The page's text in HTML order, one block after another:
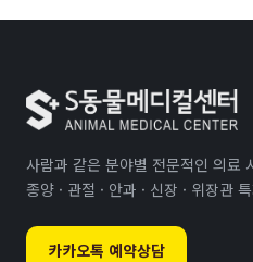
사람과 같은 분야별 전문적인 의료
종양 · 관절 · 안과 · 신장 · 위장관
카카오톡 예약상담